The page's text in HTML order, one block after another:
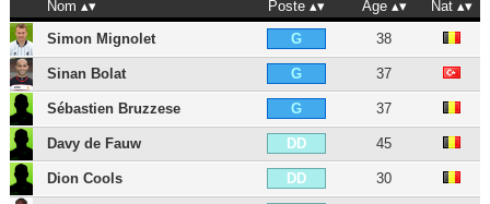
Nom Poste Âge
Nat
Simon Mignolet
G 38
Sinan Bolat G 37
Sébastien Bruzzese G 37
Davy de Fauw DD 45
Dion Cools DD 30